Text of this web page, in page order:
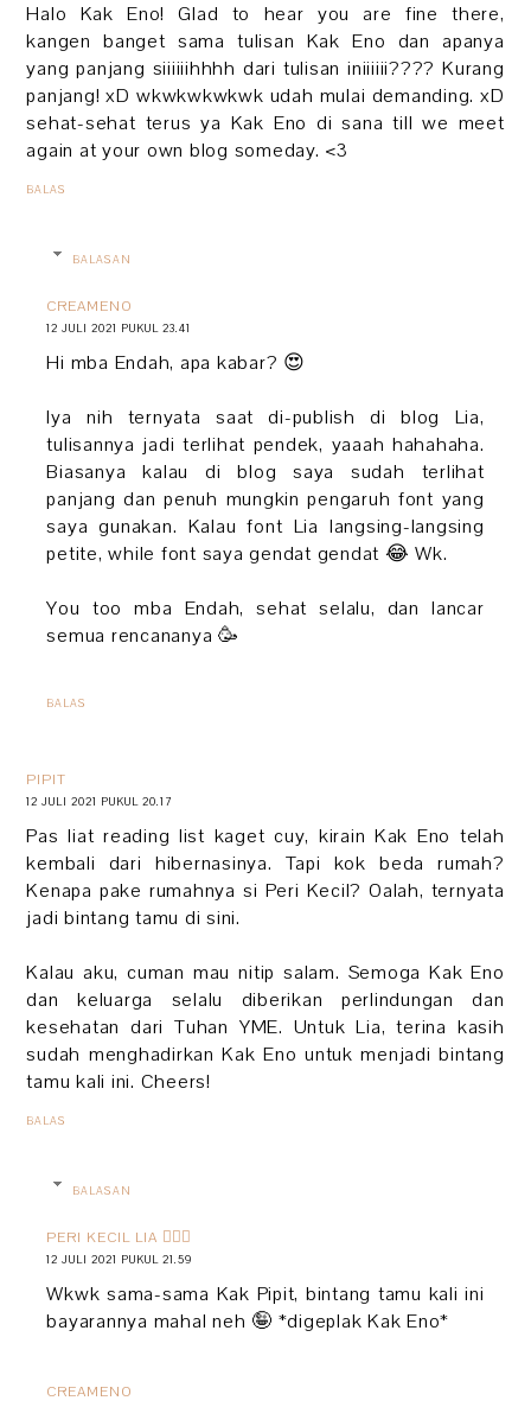
Halo Kak Eno! Glad to hear you are fine there,
kangen banget sama tulisan Kak Eno dan apanya
yang panjang siiiiiihhhh dari tulisan iniiiiii???? Kurang
panjang! xD wkwkwkwkwk udah mulai demanding. xD
sehat-sehat terus ya Kak Eno di sana till we meet
again at your own blog someday. <3
BALAS
BALASAN
CREAMENO
12 JULI 2021 PUKUL 23.41
Hi mba Endah, apa kabar? 😍
Iya nih ternyata saat di-publish di blog Lia,
tulisannya jadi terlihat pendek, yaaah hahahaha.
Biasanya kalau di blog saya sudah terlihat
panjang dan penuh mungkin pengaruh font yang
saya gunakan. Kalau font Lia langsing-langsing
petite, while font saya gendat gendat 😂 Wk.
You too mba Endah, sehat selalu, dan lancar
semua rencananya 🥳
BALAS
PIPIT
12 JULI 2021 PUKUL 20.17
Pas liat reading list kaget cuy, kirain Kak Eno telah
kembali dari hibernasinya. Tapi kok beda rumah?
Kenapa pake rumahnya si Peri Kecil? Oalah, ternyata
jadi bintang tamu di sini.
Kalau aku, cuman mau nitip salam. Semoga Kak Eno
dan keluarga selalu diberikan perlindungan dan
kesehatan dari Tuhan YME. Untuk Lia, terina kasih
sudah menghadirkan Kak Eno untuk menjadi bintang
tamu kali ini. Cheers!
BALAS
BALASAN
PERI KECIL LIA 🧚🏻‍♀️
12 JULI 2021 PUKUL 21.59
Wkwk sama-sama Kak Pipit, bintang tamu kali ini
bayarannya mahal neh 🤪 *digeplak Kak Eno*
CREAMENO